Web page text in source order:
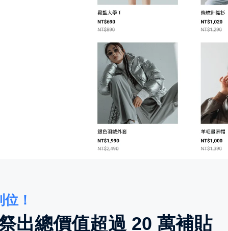
！
出總價值超過 20 萬補貼